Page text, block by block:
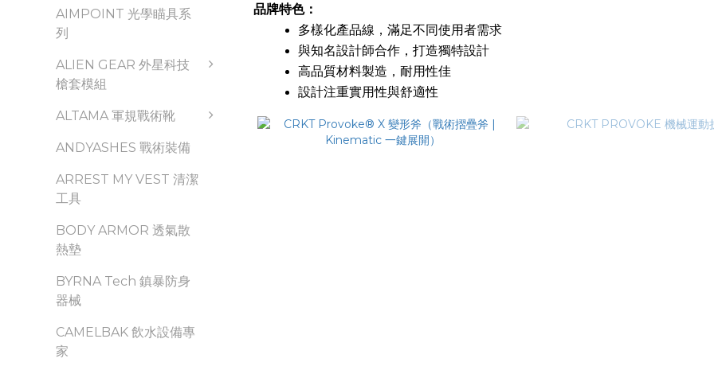
AIMPOINT 光學瞄具系
列
ALIEN GEAR 外星科技
槍套模組
ALTAMA 軍規戰術靴
ANDYASHES 戰術裝備
ARREST MY VEST 清潔
工具
BODY ARMOR 透氣散
熱墊
BYRNA Tech 鎮暴防身
器械
CAMELBAK 飲水設備專
家
品牌特色：
多樣化產品線，滿足不同使用者需求
與知名設計師合作，打造獨特設計
高品質材料製造，耐用性佳
設計注重實用性與舒適性